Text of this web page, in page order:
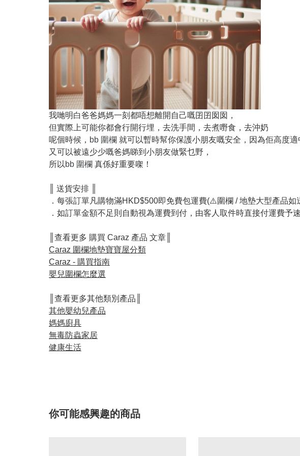
我哋明白爸爸媽媽一刻都唔想離開自己嘅囝囝囡囡，
但實際上可能你都會行開行埋，去洗手間，去煮嘢食，去沖奶
呢個時候， bb 圍欄 就可以暫時幫你保護小朋友嘅安全，因為佢高度適
又可以被遠少少嘅爸媽睇到小朋友做緊乜野，
所以 bb 圍欄 真係好重要㗎！
║ 送貨安排 ║
．每張訂單凡購物滿HKD$500即免費包運費(⚠️圍欄 / 地墊大型產品
．如訂單金額不足則自動視為運費到付，由客人取件時直接付運費予速
║查看更多 購買 Caraz 產品 文章║
Caraz 圍欄地墊寶寶屋分類
Caraz - 購買指南
嬰兒圍欄怎麼選
║查看更多其他類別產品║
其他嬰幼兒產品
媽媽廚具
無毒防蟲家居
健康生活
你可能感興趣的商品